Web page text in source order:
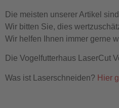
Die meisten unserer Artikel
Wir bitten Sie, dies
Wir helfen Ihnen immer gerne
Die Vogelfutterhaus LaserCut
Was ist Laserschneiden? Hier